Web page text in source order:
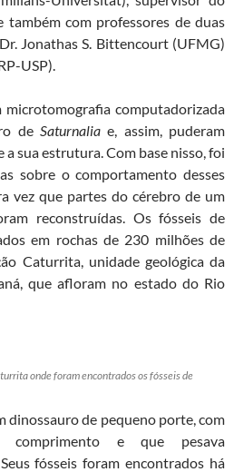
também com professores de duas
Jonathas S. Bittencourt (UFMG)
USP).
microtomografia computadorizada
de Saturnaliae, assim, puderam
sua estrutura. Com base nisso, foi
sobre o comportamento desses
vez que partes do cérebro de um
reconstruídas. Os fósseis de
em rochas de 230 milhões de
Caturrita, unidade geológica da
que afloram no estado do Rio
onde foram encontrados os fósseis de
dinossauro de pequeno porte, com
e que pesava
fósseis foram encontrados há